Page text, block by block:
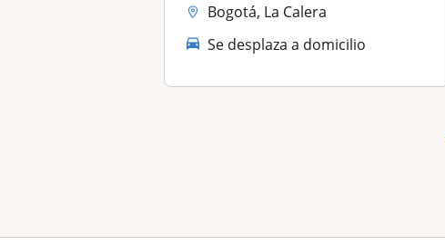
Bogotá, La Calera
Se desplaza a domicilio